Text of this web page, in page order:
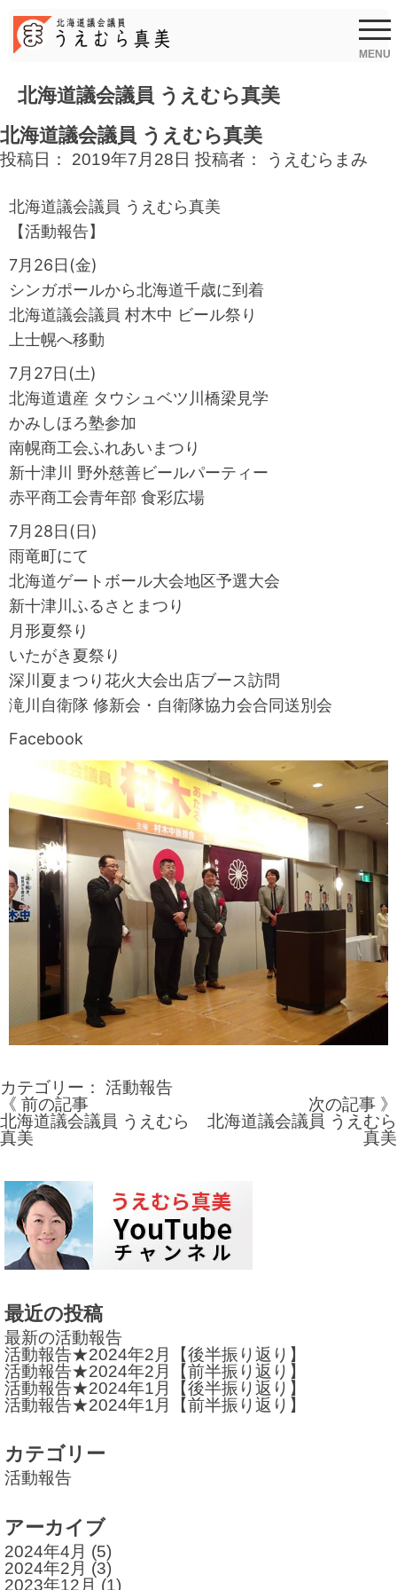
content
MENU
北海道議会議員 うえむら真美
北海道議会議員 うえむら真美
投稿日： 2019年7月28日 投稿者： うえむらまみ
北海道議会議員 うえむら真美
【活動報告】
7月26日(金)
シンガポールから北海道千歳に到着
北海道議会議員 村木中 ビール祭り
上士幌へ移動
7月27日(土)
北海道遺産 タウシュベツ川橋梁見学
かみしほろ塾参加
南幌商工会ふれあいまつり
新十津川 野外慈善ビールパーティー
赤平商工会青年部 食彩広場
7月28日(日)
雨竜町にて
北海道ゲートボール大会地区予選大会
新十津川ふるさとまつり
月形夏祭り
いたがき夏祭り
深川夏まつり花火大会出店ブース訪問
滝川自衛隊 修新会・自衛隊協力会合同送別会
Facebook
カテゴリー： 活動報告
投
稿
ビ
ゲ
ー
ョ
ン
《 前の記事
北海道議会議員 うえむら
真美
次の記事 》
北海道議会議員 うえむら
真美
最近の投稿
最新の活動報告
活動報告★2024年2月【後半振り返り】
活動報告★2024年2月【前半振り返り】
活動報告★2024年1月【後半振り返り】
活動報告★2024年1月【前半振り返り】
カテゴリー
活動報告
アーカイブ
2024年4月 (5)
2024年2月 (3)
2023年12月 (1)